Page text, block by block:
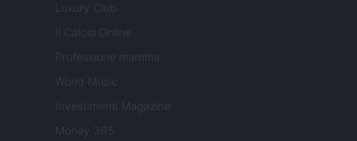
Luxury Club
Il Calcio Online
Professione mamma
World Music
Investimenti Magazine
Money 365